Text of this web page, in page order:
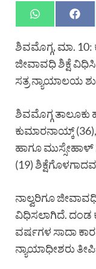
ಶಿವಮೊಗ್ಗ, ಮಾ. 10:
ಜೀವಾವಧಿ ಶಿಕ್ಷೆ
ಸತ್ರ ನ್ಯಾಯಾಲಯ
ಶಿವಮೊಗ್ಗ
ಕುಮಾರನಾಯ್ಕ್
ಹಾಗೂ
(19)
ನಾಲ್ವರಿಗೂ
ವಿಧಿಸಲಾಗಿದೆ. ದಂಡ
ವರ್ಷಗಳ ಸಾದಾ
ನ್ಯಾಯಾಧೀಶರು